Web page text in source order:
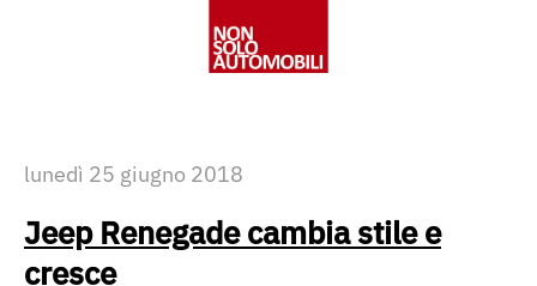
lunedì 25 giugno 2018
Jeep Renegade cambia stile e
cresce